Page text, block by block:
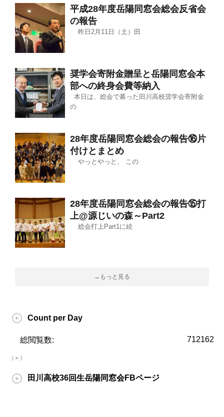
平成28年度岳陽同窓会総会反省会
の報告
昨日2月11日（土）田
奨学会寄附金贈呈と岳陽同窓会本
部への終身会費等納入
本日は、総会で募った田川高校奨学会寄附金
の
28年度岳陽同窓会総会の報告⑯片
付けとまとめ
やっとやっと、 この
28年度岳陽同窓会総会の報告⑮打
上@源じいの森～Part2
総会打上Part1に続
→もっと見る
Count per Day
712162
総閲覧数:
田川高校36回生岳陽同窓会FBページ